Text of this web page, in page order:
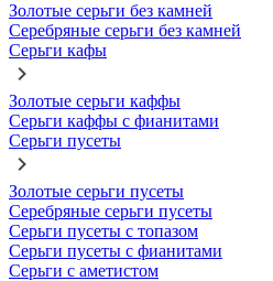
Золотые серьги без камней
Серебряные серьги без камней
Серьги кафы
Золотые серьги каффы
Серьги каффы с фианитами
Серьги пусеты
Золотые серьги пусеты
Серебряные серьги пусеты
Серьги пусеты с топазом
Серьги пусеты с фианитами
Серьги с аметистом